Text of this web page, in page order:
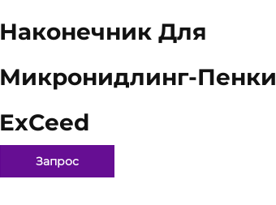
Наконечник Для
Микронидлинг-Пенки
ExCeed
Запрос